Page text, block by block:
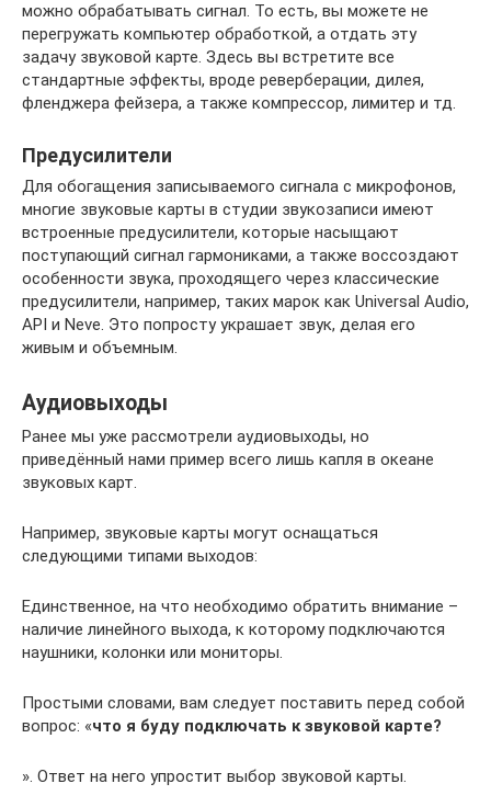
можно обрабатывать сигнал. То есть, вы можете не
перегружать компьютер обработкой, а отдать эту
задачу звуковой карте. Здесь вы встретите все
стандартные эффекты, вроде реверберации, дилея,
фленджера фейзера, а также компрессор, лимитер и тд.
Предусилители
Для обогащения записываемого сигнала с микрофонов,
многие звуковые карты в студии звукозаписи имеют
встроенные предусилители, которые насыщают
поступающий сигнал гармониками, а также воссоздают
особенности звука, проходящего через классические
предусилители, например, таких марок как Universal Audio,
API и Neve. Это попросту украшает звук, делая его
живым и объемным.
Аудиовыходы
Ранее мы уже рассмотрели аудиовыходы, но
приведённый нами пример всего лишь капля в океане
звуковых карт.
Например, звуковые карты могут оснащаться
следующими типами выходов:
Единственное, на что необходимо обратить внимание –
наличие линейного выхода, к которому подключаются
наушники, колонки или мониторы.
Простыми словами, вам следует поставить перед собой
вопрос: «что я буду подключать к звуковой карте?
». Ответ на него упростит выбор звуковой карты.